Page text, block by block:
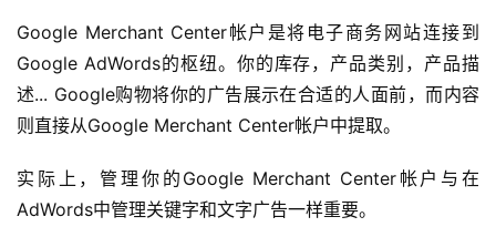
Google Merchant Center帐户是将电子商务网站连接到
Google AdWords的枢纽。你的库存，产品类别，产品描
述... Google购物将你的广告展示在合适的人面前，而内容
则直接从Google Merchant Center帐户中提取。
实际上，管理你的Google Merchant Center帐户与在
AdWords中管理关键字和文字广告一样重要。